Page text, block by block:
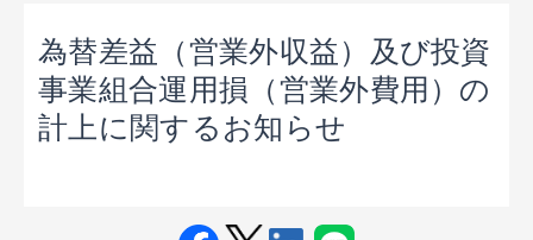
為替差益（営業外収益）及び投資
事業組合運用損（営業外費用）の
計上に関するお知らせ